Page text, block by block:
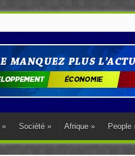
» Société » Afrique » People